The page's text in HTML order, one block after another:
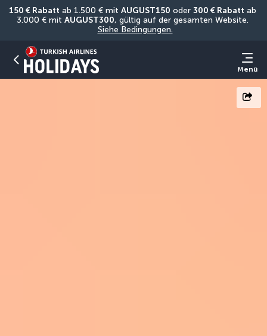
150 € Rabatt ab 1.500 € mit AUGUST150 oder 300 € Rabatt ab
3.000 € mit AUGUST300
Siehe Bedingungen.
Menü